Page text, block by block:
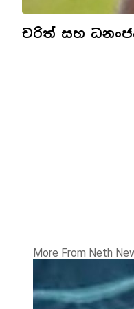
චරිත් සහ
More From Neth